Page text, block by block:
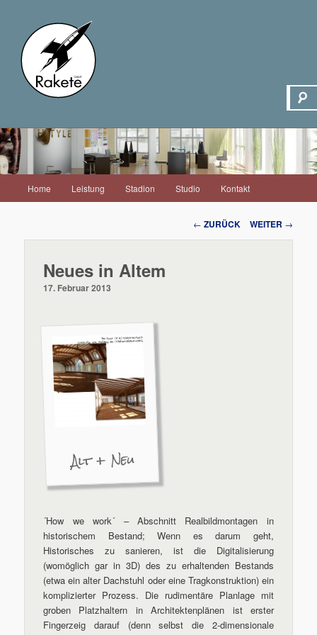
Zum
Home Leistung Stadion Studio Kontakt
Beitrags-
Navigation
← ZURÜCK WEITER →
Neues in Altem
17. Februar 2013
Alt + Neu
´How we work´ – Abschnitt Realbildmontagen in
historischem Bestand; Wenn es darum geht,
Historisches zu sanieren, ist die Digitalisierung
(womöglich gar in 3D) des zu erhaltenden Bestands
(etwa ein alter Dachstuhl oder eine Tragkonstruktion) ein
komplizierter Prozess. Die rudimentäre Planlage mit
groben Platzhaltern in Architektenplänen ist erster
Fingerzeig darauf (denn selbst die 2-dimensionale